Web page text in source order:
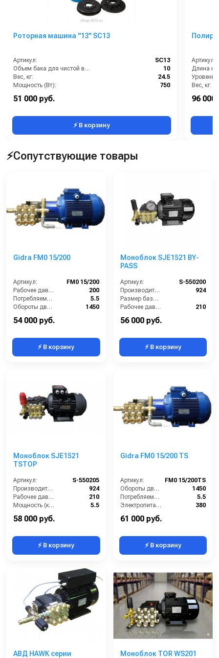
Роторная машина "13" SC13
Артикул:
SC13
Объем бака для чистой воды, л:
10
Вес, кг:
24.5
Мощность (Вт):
750
Напряжение (В):
51 000 руб.
⚡ В корзину
Артикул:
Длина
Уровень
Вес, кг:
96 000
⚡Сопутствующие товары
Gidra FM0 15/200
Артикул:
FM0 15/200
Рабочее давление (бар):
200
Потребляемая мощность (кВт):
5.5
Обороты двигателя (об/мин):
1450
Производительность (л/ч):
54 000 руб.
⚡ В корзину
Моноблок SJE1521 BY-
PASS
Артикул:
S-550200
Производительность (л/ч):
924
Размер базовой станции (ДхШхВ):
Рабочее давление (бар):
210
Мощность (кВт):
56 000 руб.
⚡ В корзину
Моноблок SJE1521
TSTOP
Артикул:
S-550205
Производительность (л/ч):
924
Рабочее давление (бар):
210
Мощность (кВт):
5.5
58 000 руб.
⚡ В корзину
Gidra FM0 15/200 TS
Артикул:
FM0 15/200TS
Обороты двигателя (об/мин):
1450
Потребляемая мощность (кВт):
5.5
Электропитание (В):
380
61 000 руб.
⚡ В корзину
АВД HAWK серии
Моноблок TOR WS201